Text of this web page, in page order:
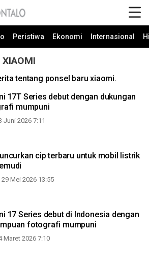
Peristiwa Ekonomi Internasional
XIAOMI
tentang ponsel baru xiaomi.
17T Series debut dengan dukungan
mumpuni
Juni 2026 7:11
cip terbaru untuk mobil listrik
Mei 2026 13:55
17 Series debut di Indonesia dengan
fotografi mumpuni
Maret 2026 7:10